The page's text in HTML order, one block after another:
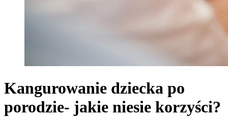
Kangurowanie dziecka po
porodzie- jakie niesie korzyści?